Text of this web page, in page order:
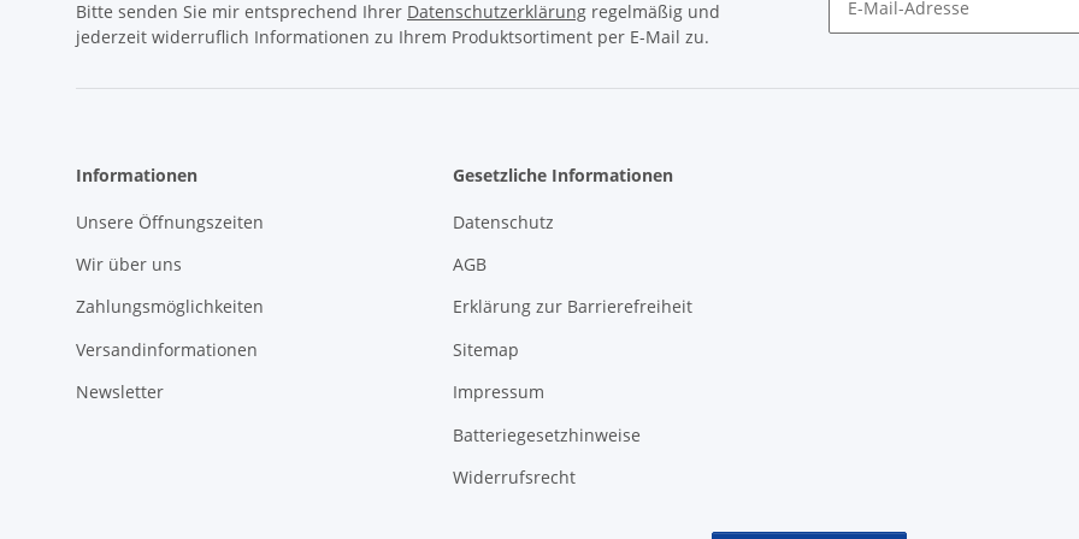
Bitte senden Sie mir entsprechend Ihrer Datenschutzerklärung regelmäßig und
jederzeit widerruflich Informationen zu Ihrem Produktsortiment per E-Mail zu.
Informationen
Unsere Öffnungszeiten
Wir über uns
Zahlungsmöglichkeiten
Versandinformationen
Newsletter
Gesetzliche Informationen
Datenschutz
AGB
Erklärung zur Barrierefreiheit
Sitemap
Impressum
Batteriegesetzhinweise
Widerrufsrecht